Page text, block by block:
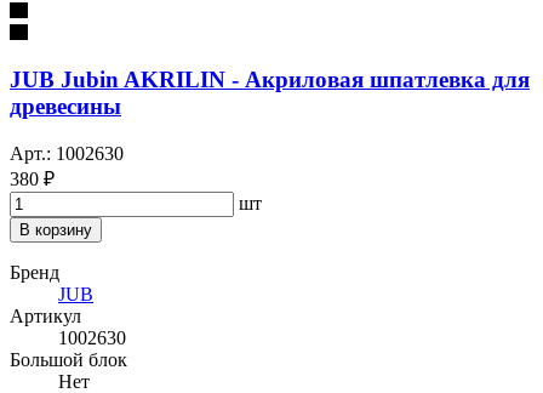
JUB Jubin AKRILIN - Акриловая шпатлевка для
древесины
Арт.: 1002630
380 ₽
шт
В корзину
Бренд
JUB
Артикул
1002630
Большой блок
Нет